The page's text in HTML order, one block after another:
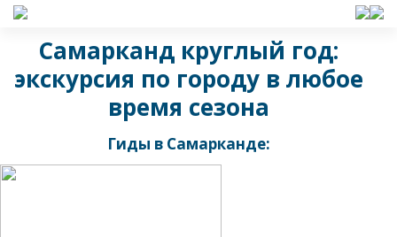
Самарканд круглый год:
экскурсия по городу в любое
время сезона
Гиды в Самарканде: